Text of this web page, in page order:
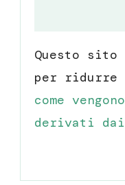
Questo
per ridurre
come
derivati dai